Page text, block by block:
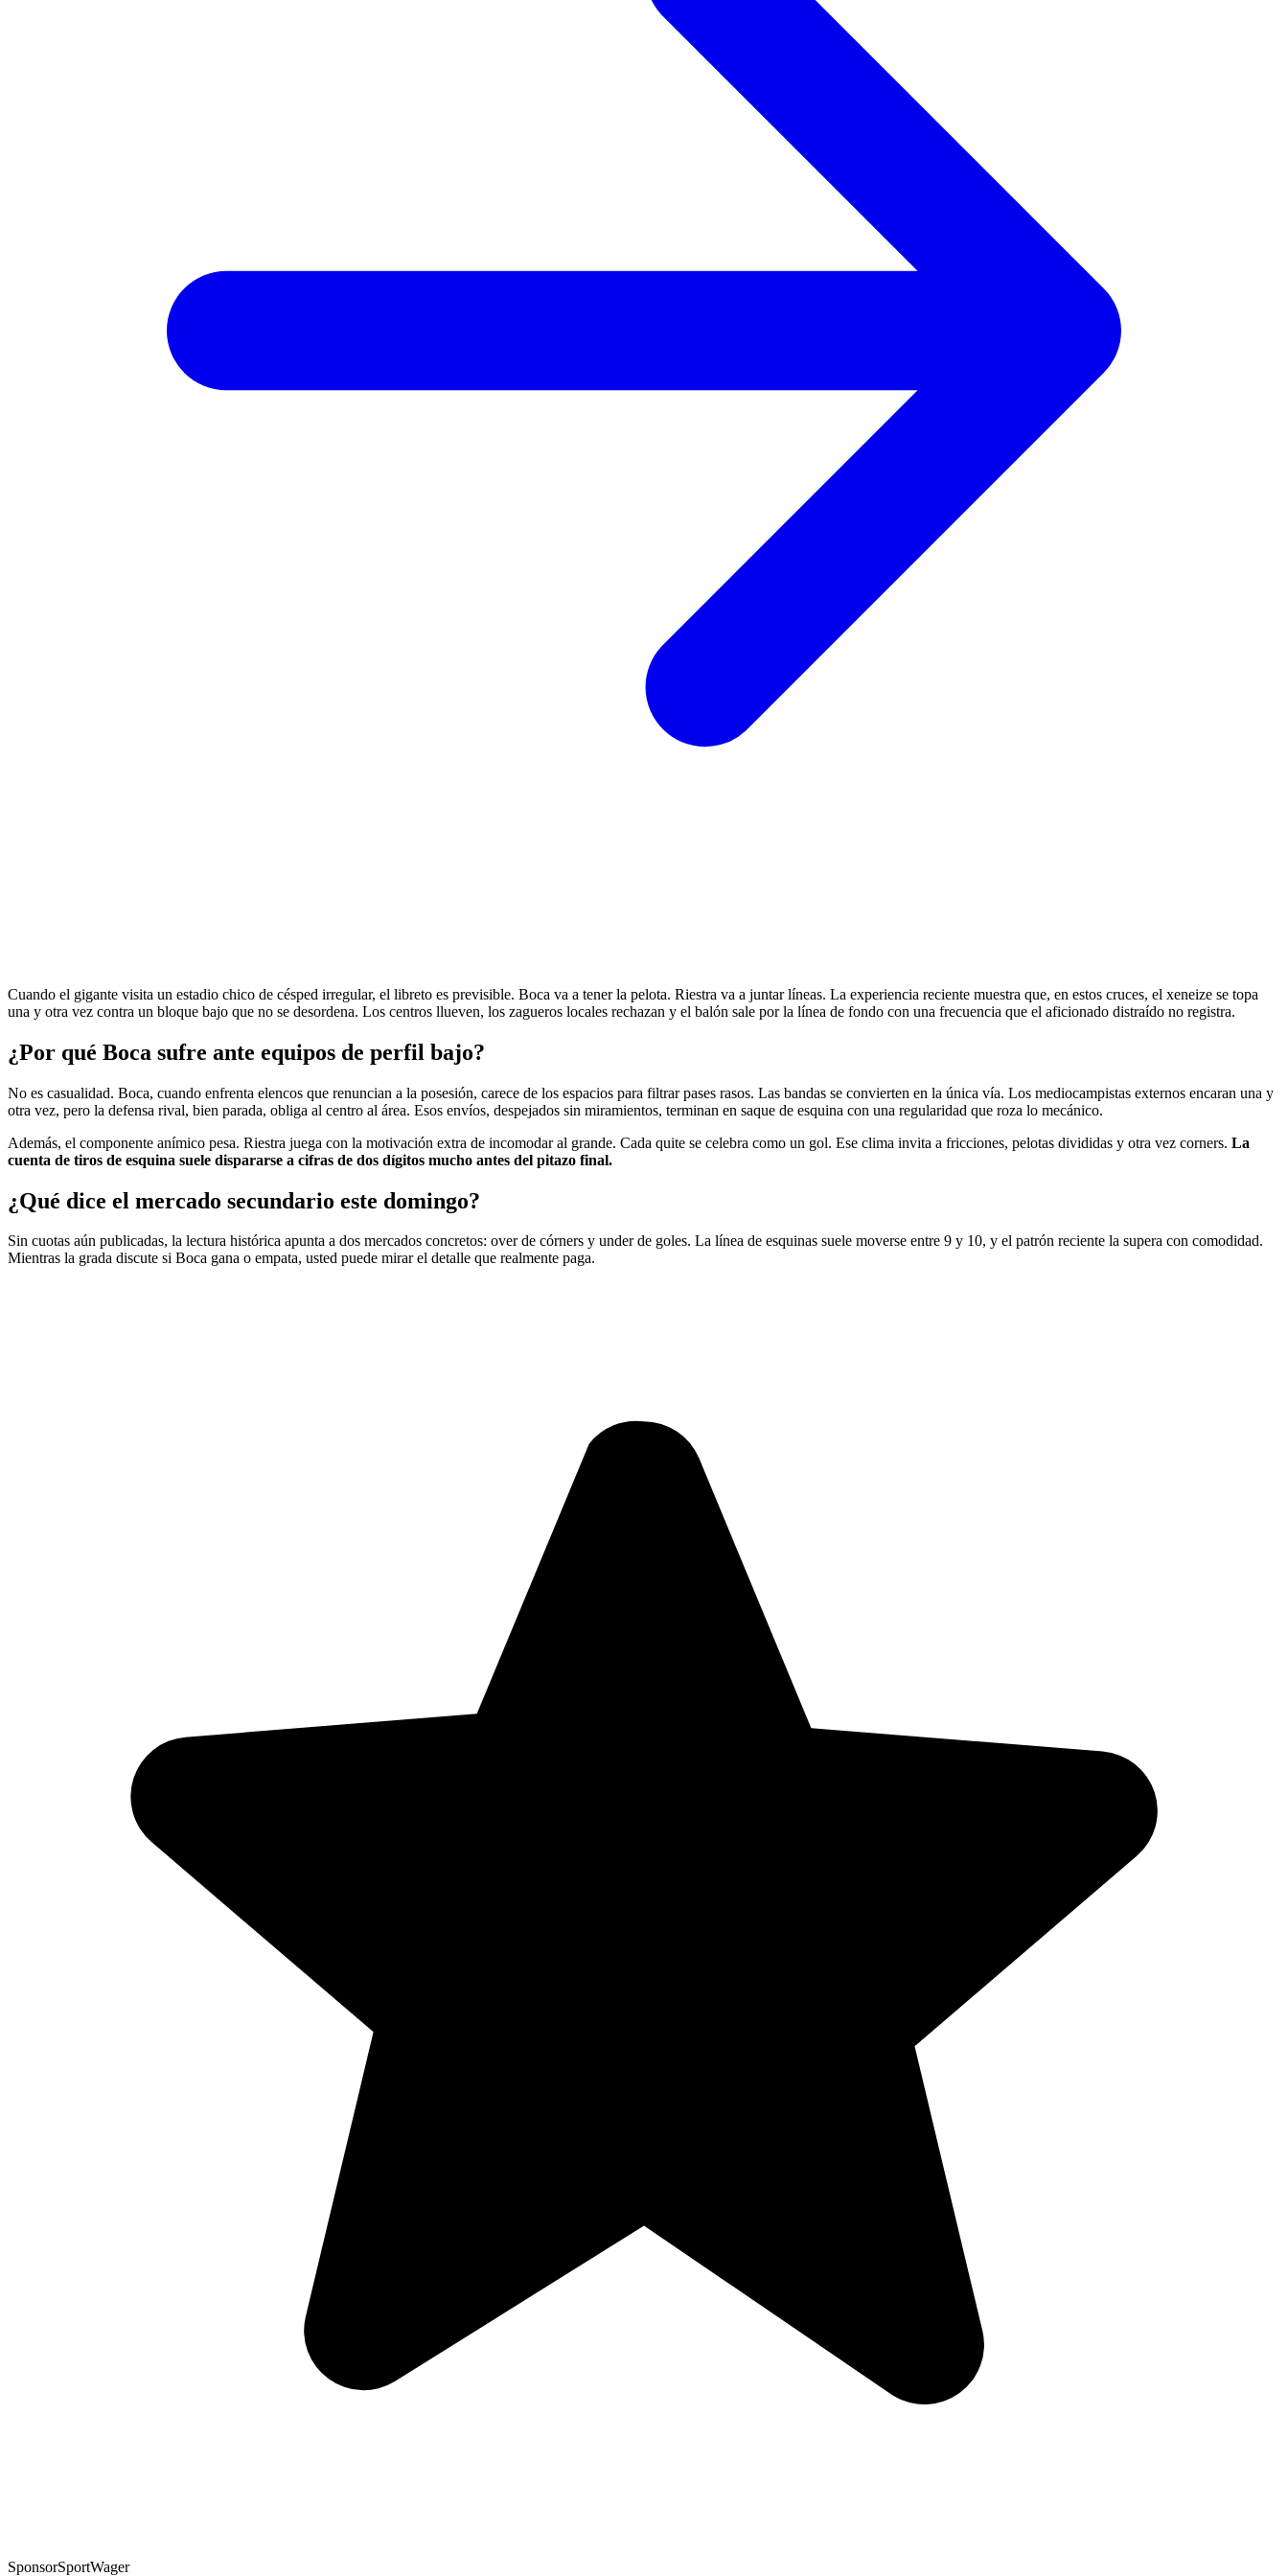
Cuando el gigante visita un estadio chico de césped irregular, el libreto es previsible. Boca va a tener la pelota. Riestra va a juntar líneas. La experiencia reciente muestra que, en estos cruces, el xeneize se topa
una y otra vez contra un bloque bajo que no se desordena. Los centros llueven, los zagueros locales rechazan y el balón sale por la línea de fondo con una frecuencia que el aficionado distraído no registra.
¿Por qué Boca sufre ante equipos de perfil bajo?
No es casualidad. Boca, cuando enfrenta elencos que renuncian a la posesión, carece de los espacios para filtrar pases rasos. Las bandas se convierten en la única vía. Los mediocampistas externos encaran una y
otra vez, pero la defensa rival, bien parada, obliga al centro al área. Esos envíos, despejados sin miramientos, terminan en saque de esquina con una regularidad que roza lo mecánico.
Además, el componente anímico pesa. Riestra juega con la motivación extra de incomodar al grande. Cada quite se celebra como un gol. Ese clima invita a fricciones, pelotas divididas y otra vez corners. La
cuenta de tiros de esquina suele dispararse a cifras de dos dígitos mucho antes del pitazo final.
¿Qué dice el mercado secundario este domingo?
Sin cuotas aún publicadas, la lectura histórica apunta a dos mercados concretos: over de córners y under de goles. La línea de esquinas suele moverse entre 9 y 10, y el patrón reciente la supera con comodidad.
Mientras la grada discute si Boca gana o empata, usted puede mirar el detalle que realmente paga.
SponsorSportWager